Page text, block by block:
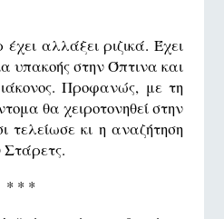
αλλάξει ριζικά. Έχει
υπακοής στην Όπτινα και
Προφανώς, με τη
θα χειροτονηθεί στην
τελείωσε κι η αναζήτηση
Στάρετς.
* * *